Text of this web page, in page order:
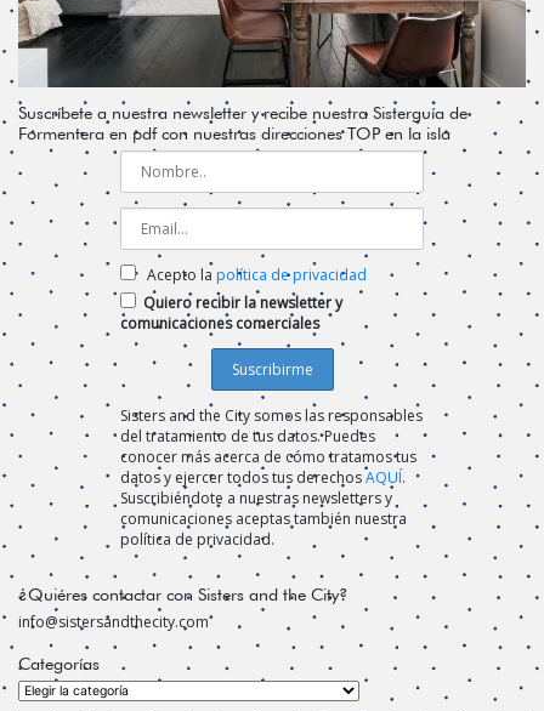
Suscríbete a nuestra newsletter y recibe nuestra Sisterguía de
Formentera en pdf con nuestras direcciones TOP en la isla
Acepto la política de privacidad
Quiero recibir la newsletter y
comunicaciones comerciales
Sisters and the City somos las responsables
del tratamiento de tus datos. Puedes
conocer más acerca de cómo tratamos tus
datos y ejercer todos tus derechosAQUÍ.
Suscribiéndote a nuestras newsletters y
comunicaciones aceptas también nuestra
política de privacidad.
¿Quiéres contactar con Sisters and the City?
info@sistersandthecity.com
Categorías
Categorías